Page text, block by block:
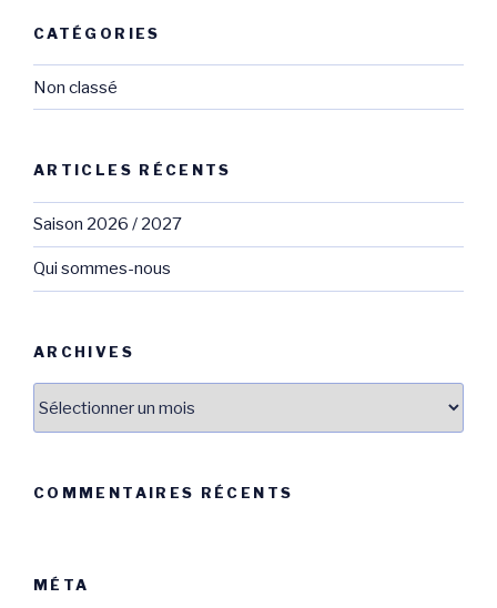
CATÉGORIES
Non classé
ARTICLES RÉCENTS
Saison 2026 / 2027
Qui sommes-nous
ARCHIVES
COMMENTAIRES RÉCENTS
MÉTA